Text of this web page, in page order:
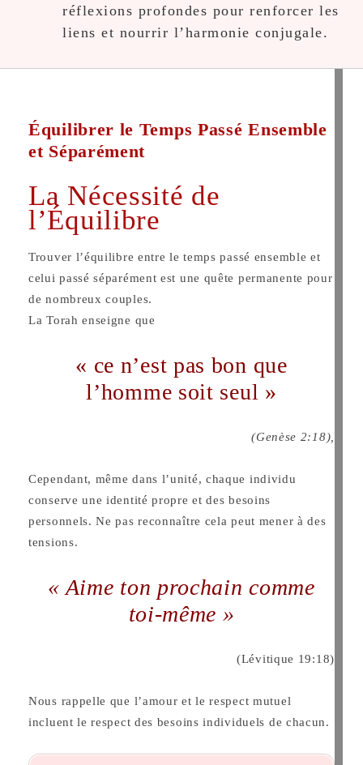
réflexions profondes pour renforcer les
liens et nourrir l’harmonie conjugale.
Équilibrer le Temps Passé Ensemble
et Séparément
La Nécessité de
l’Équilibre
Trouver l’équilibre entre le temps passé ensemble et
celui passé séparément est une quête permanente pour
de nombreux couples.
La Torah enseigne que
« ce n’est pas bon que
l’homme soit seul »
(Genèse 2:18),
Cependant, même dans l’unité, chaque individu
conserve une identité propre et des besoins
personnels. Ne pas reconnaître cela peut mener à des
tensions.
« Aime ton prochain comme
toi-même »
(Lévitique 19:18)
Nous rappelle que l’amour et le respect mutuel
incluent le respect des besoins individuels de chacun.